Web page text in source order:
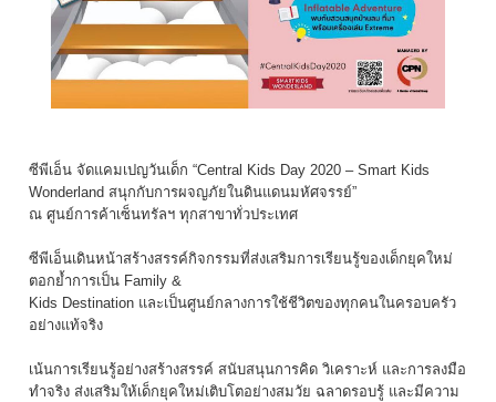
ซีพีเอ็น จัดแคมเปญวันเด็ก “Central Kids Day 2020 – Smart Kids
Wonderland สนุกกับการผจญภัยในดินแดนมหัศจรรย์”
ณ ศูนย์การค้าเซ็นทรัลฯ ทุกสาขาทั่วประเทศ
ซีพีเอ็นเดินหน้าสร้างสรรค์กิจกรรมที่ส่งเสริมการเรียนรู้ของเด็กยุคใหม่
ตอกย้ำการเป็น Family &
Kids Destination และเป็นศูนย์กลางการใช้ชีวิตของทุกคนในครอบครัว
อย่างแท้จริง
เน้นการเรียนรู้อย่างสร้างสรรค์ สนับสนุนการคิด วิเคราะห์ และการลงมือ
ทำจริง ส่งเสริมให้เด็กยุคใหม่เติบโตอย่างสมวัย ฉลาดรอบรู้ และมีความ